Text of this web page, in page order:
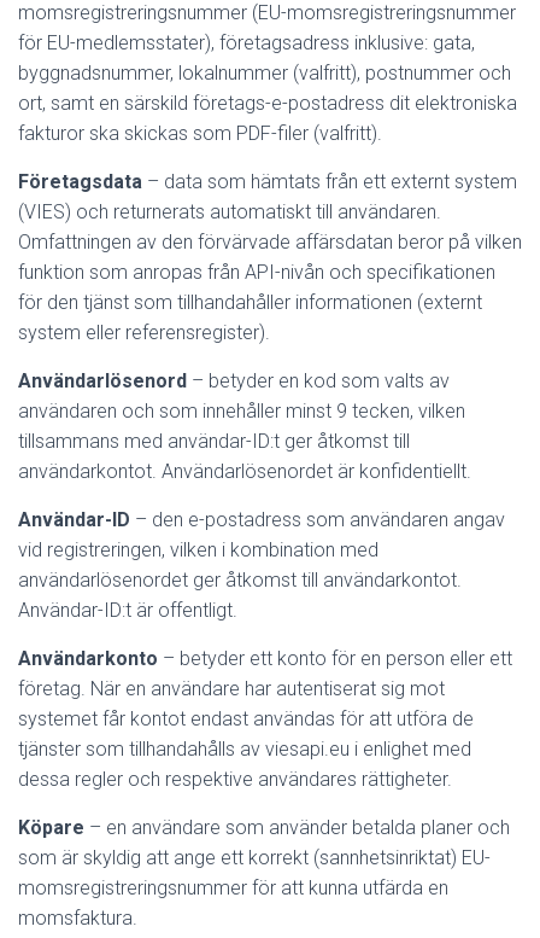
momsregistreringsnummer (EU-momsregistreringsnummer
för EU-medlemsstater), företagsadress inklusive: gata,
byggnadsnummer, lokalnummer (valfritt), postnummer och
ort, samt en särskild företags-e-postadress dit elektroniska
fakturor ska skickas som PDF-filer (valfritt).
Företagsdata – data som hämtats från ett externt system
(VIES) och returnerats automatiskt till användaren.
Omfattningen av den förvärvade affärsdatan beror på vilken
funktion som anropas från API-nivån och specifikationen
för den tjänst som tillhandahåller informationen (externt
system eller referensregister).
Användarlösenord – betyder en kod som valts av
användaren och som innehåller minst 9 tecken, vilken
tillsammans med användar-ID:t ger åtkomst till
användarkontot. Användarlösenordet är konfidentiellt.
Användar-ID – den e-postadress som användaren angav
vid registreringen, vilken i kombination med
användarlösenordet ger åtkomst till användarkontot.
Användar-ID:t är offentligt.
Användarkonto – betyder ett konto för en person eller ett
företag. När en användare har autentiserat sig mot
systemet får kontot endast användas för att utföra de
tjänster som tillhandahålls av viesapi.eu i enlighet med
dessa regler och respektive användares rättigheter.
Köpare – en användare som använder betalda planer och
som är skyldig att ange ett korrekt (sannhetsinriktat) EU-
momsregistreringsnummer för att kunna utfärda en
momsfaktura.